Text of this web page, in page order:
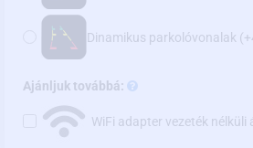
Dinamikus parkolóvonalak
Ajánljuk továbbá:
WiFi adapter vezeték nélküli